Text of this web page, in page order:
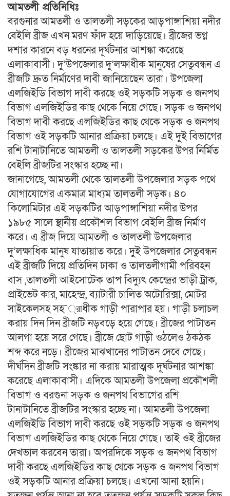
আমতলী প্রতিনিধিঃ
বরগুনার আমতলী ও তালতলী সড়কের আড়পাঙ্গাশিয়া নদীর
বেইলি ব্রীজ এখন মরণ ফাঁদ হয়ে দাড়িয়েছে। ব্রীজের ভগ্ন
দশার কারনে বড় ধরনের দূর্ঘটনার আশঙ্কা করেছে
এলাকাবাসী। দু’উপজেলার দু’লক্ষাধীক মানুষের সেতুবন্ধন এ
ব্রীজটি দ্রুত নির্মাণের দাবী জানিয়েছেন তারা। উপজেলা
এলজিইডি বিভাগ দাবী করছে ওই সড়কটি সড়ক ও জনপথ
বিভাগ এলজিইডির কাছ থেকে নিয়ে গেছে। সড়ক ও জনপথ
বিভাগ দাবী করছে এলজিইডির কাছ থেকে সড়ক ও জনপথ
বিভাগ ওই সড়কটি আনার প্রক্রিয়া চলছে। এই দুই বিভাগের
রশি টানাটানিতে আমতলী ও তালতলী সড়কের উপর নির্মিত
বেইলি ব্রীজটির সংস্কার হচ্ছে না।
জানাগেছে, আমতলী থেকে তালতলী উপজেলার সড়ক পথে
যোগাযোগের একমাত্র মাধ্যম তালতলী সড়ক। ৪০
কিলোমিটার এই সড়কটির আড়পাঙ্গাশিয়া নদীর উপর
১৯৮৫ সালে স্থানীয় প্রকৌশল বিভাগ বেইলি ব্রীজ নির্মাণ
করে। এ ব্রীজ দিয়ে আমতলী ও তালতলী উপজেলার
দু’লক্ষাধিক মানুষ যাতায়াত করে। দুই উপজেলার সেতুবন্ধন
এই ব্রীজটি দিয়ে প্রতিদিন ঢাকা ও তালতলীগামী পরিবহন
বাস ,তালতলী আইসোটেক তাপ বিদ্যুৎ কেন্দ্রের ভাড়ী ট্রাক,
প্রাইভেট কার, মাহেন্দ্র, ব্যাটারী চালিত অটোরিক্সা, মোটর
সাইকেলসহ সহ¯্রাধীক গাড়ী পারাপার হয়। গাড়ী চলাচল
করায় দিন দিন ব্রীজটি নড়বড়ে হয়ে গেছে। ব্রীজের পাটাতন
আলগা হয়ে সরে গেছে। ব্রীজে ছোট গাড়ী ওঠলেও ঠকঠক
শব্দ করে নড়ে। ব্রীজের মাঝখানের পাটাতন দেবে গেছে।
দীর্ঘদিন ব্রীজটি সংঙ্কার না করায় মারাত্মক দূর্ঘটনার আশঙ্কা
করেছে এলাকাবাসী। এদিকে আমতলী উপজেলা প্রকৌশলী
বিভাগ ও বরগুনা সড়ক ও জনপথ বিভাগের রশি
টানাটানিতে ব্রীজটির সংস্কার হচ্ছে না। আমতলী উপজেলা
এলজিইডি বিভাগ দাবী করছে ওই সড়কটি সড়ক ও জনপথ
বিভাগ এলজিইডির কাছ থেকে নিয়ে গেছে। তাই ওই ব্রীজের
দেখভাল করবেন তারা। অপরদিকে সড়ক ও জনপথ বিভাগ
দাবী করছে এলজিইডির কাছ থেকে সড়ক ও জনপথ বিভাগ
ওই সড়কটি আনার প্রক্রিয়া চলছে। এখনো আনা হয়নি।